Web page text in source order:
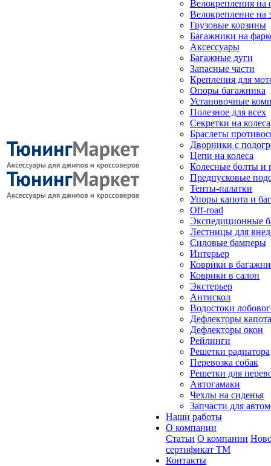
Велокрепления на
Велокрепление на
Грузовые корзины
Багажники на
Аксессуары
Багажные дуги
Запасные части
Крепления для
Опоры багажника
Установочные
Полезное для всех
Секретки на колеса
Браслеты
Дворники с
Цепи на колеса
Колесные болты и
Предпусковые
Тенты-палатки
Упоры капота и
Off-road
Экспедиционные
Лестницы для
Силовые бамперы
Интерьер
Коврики в
Коврики в салон
Экстерьер
Антискол
Водостоки
Дефлекторы капота
Дефлекторы окон
Рейлинги
Решетки радиатора
Перевозка собак
Решетки для
Автогамаки
Чехлы на сиденья
Запчасти для
Наши работы
О компании
Статьи О компании
сертификат ТМ
Контакты